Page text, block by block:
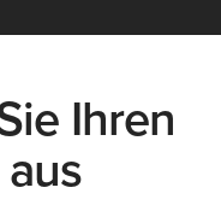
OUTLET
Ihren